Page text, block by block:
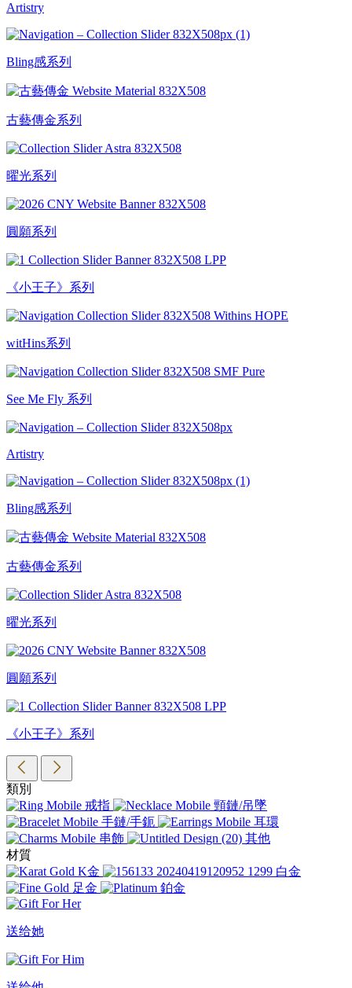
Artistry
Bling感系列
古藝傳金系列
曜光系列
圓願系列
《小王子》系列
witHins系列
See Me Fly 系列
Artistry
Bling感系列
古藝傳金系列
曜光系列
圓願系列
《小王子》系列
類別
戒指
頸鏈/吊墜
手鏈/手鈪
耳環
串飾
其他
材質
K金
白金
足金
鉑金
送给她